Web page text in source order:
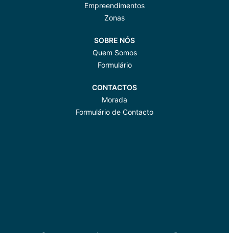
Empreendimentos
Zonas
SOBRE NÓS
Quem Somos
Formulário
CONTACTOS
Morada
Formulário de Contacto